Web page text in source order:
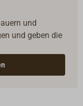
und
und geben die